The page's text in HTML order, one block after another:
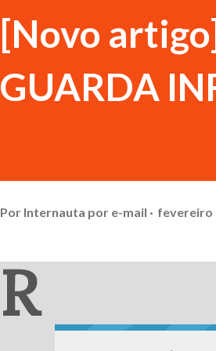
[Novo
GUARDA
Por Internauta por e-mail fevereiro
R